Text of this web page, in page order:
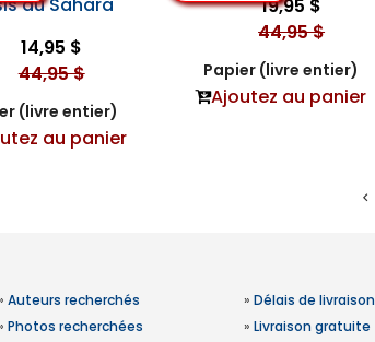
14,95 $
44,95 $
(livre entier)
au panier
19,95 $
44,95 $
Papier (livre entier)
Ajoutez au panier
Auteurs recherchés
Photos recherchées
» Délais de livraison
» Livraison gratuite